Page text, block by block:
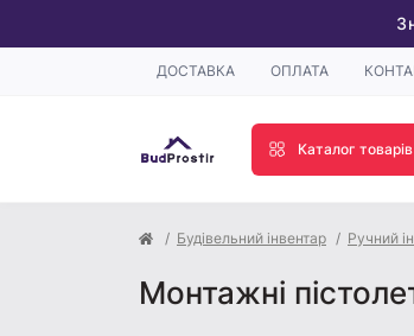
ДОСТАВКА ОПЛАТА
Каталог товарів
Будівельний інвентар Ручний
Монтажні